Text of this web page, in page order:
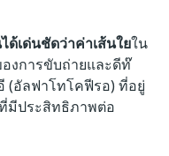
เด่นชัดว่าค่าเส้นใยใน
องการขับถ่ายและดีท๊
(อัลฟาโทโคฟีรอ) ที่อยู่
มีประสิทธิภาพต่อ